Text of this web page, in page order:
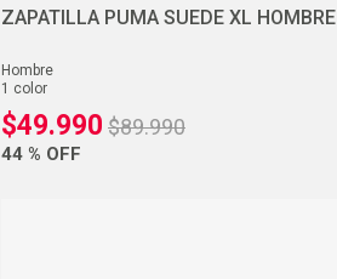
ZAPATILLA PUMA SUEDE XL HOMBRE
hombre
1 color
$49.990 $89.990
44 % OFF